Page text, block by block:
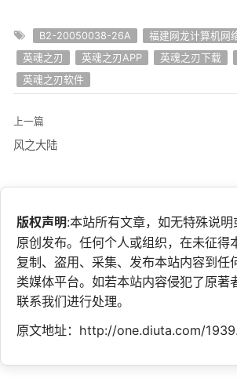
B2-20050038-26A
福建网龙计算机网
英魂之刃
英魂之刃APP 英魂之刃下载
英魂之刃软件
上一篇
风之大陆
版权声明:本站所有文章，如无特殊说
原创发布。任何个人或组织，在未征得
复制、盗用、采集、发布本站内容到任
类媒体平台。如若本站内容侵犯了原著
联系我们进行处理。
原文地址：http://one.diuta.com/